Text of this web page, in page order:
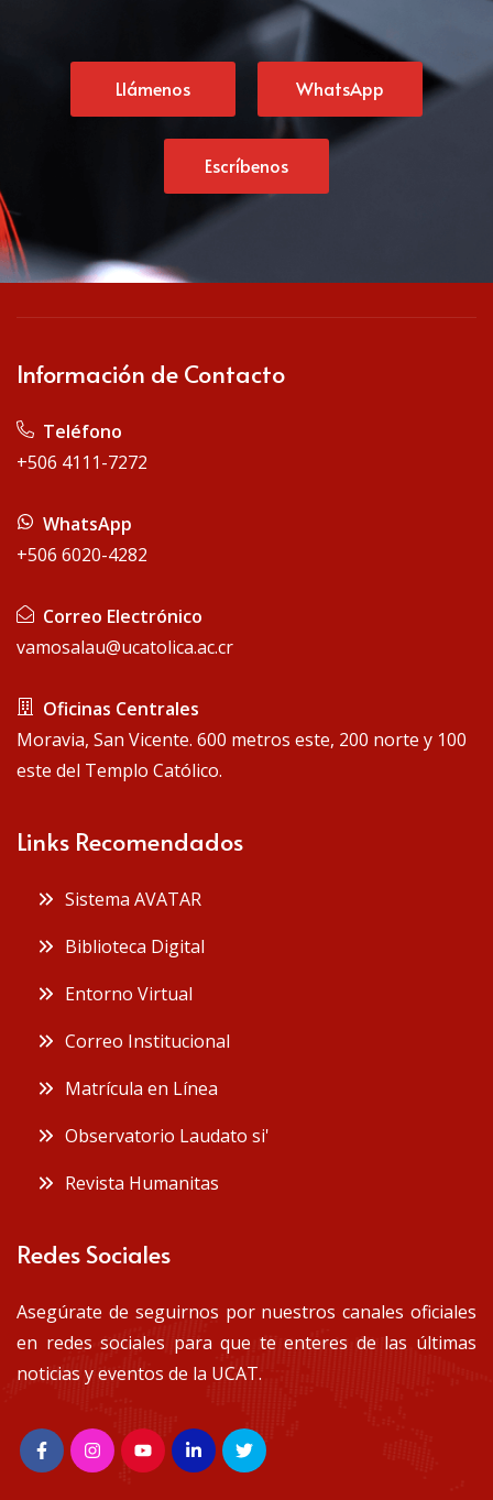
Llámenos WhatsApp
Escríbenos
Información de Contacto
Teléfono
+506 4111-7272
WhatsApp
+506 6020-4282
Correo Electrónico
vamosalau@ucatolica.ac.cr
Oficinas Centrales
Moravia, San Vicente. 600 metros este, 200 norte y 100
este del Templo Católico.
Links Recomendados
Sistema AVATAR
Biblioteca Digital
Entorno Virtual
Correo Institucional
Matrícula en Línea
Observatorio Laudato si'
Revista Humanitas
Redes Sociales
Asegúrate de seguirnos por nuestros canales oficiales
en redes sociales para que te enteres de las últimas
noticias y eventos de la UCAT.